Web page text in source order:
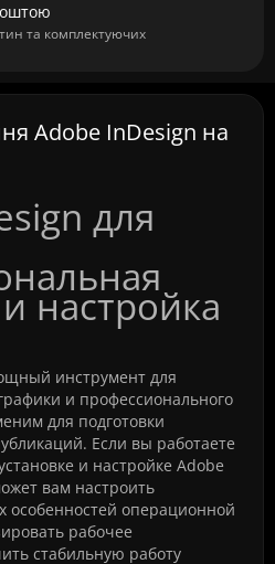
та комплектуючих
Adobe InDesign на
для
настройка
инструмент для
и профессионального
для подготовки
Если вы работаете
и настройке Adobe
вам настроить
особенностей операционной
рабочее
стабильную работу